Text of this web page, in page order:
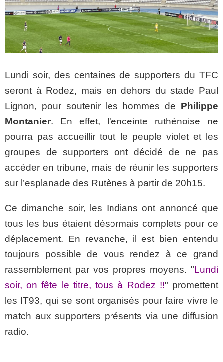
Lundi soir, des centaines de supporters du TFC
seront à Rodez, mais en dehors du stade Paul
Lignon, pour soutenir les hommes de Philippe
Montanier. En effet, l'enceinte ruthénoise ne
pourra pas accueillir tout le peuple violet et les
groupes de supporters ont décidé de ne pas
accéder en tribune, mais de réunir les supporters
sur l’esplanade des Rutènes à partir de 20h15.
Ce dimanche soir, les Indians ont annoncé que
tous les bus étaient désormais complets pour ce
déplacement. En revanche, il est bien entendu
toujours possible de vous rendez à ce grand
rassemblement par vos propres moyens. "Lundi
soir, on fête le titre, tous à Rodez !!" promettent
les IT93, qui se sont organisés pour faire vivre le
match aux supporters présents via une diffusion
radio.